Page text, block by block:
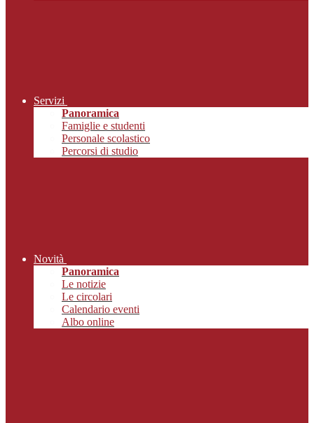
Servizi
Panoramica
Famiglie e studenti
Personale scolastico
Percorsi di studio
Novità
Panoramica
Le notizie
Le circolari
Calendario eventi
Albo online